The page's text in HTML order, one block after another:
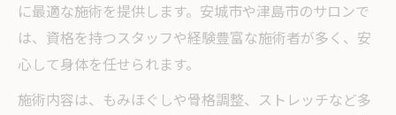
に最適な施術を提供します。安城市や津島市のサロンで
は、資格を持つスタッフや経験豊富な施術者が多く、安
心して身体を任せられます。
施術内容は、もみほぐしや骨格調整、ストレッチなど多